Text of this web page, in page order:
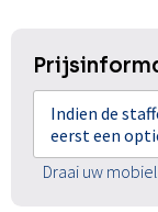
Indien de
eerst een
Draai uw